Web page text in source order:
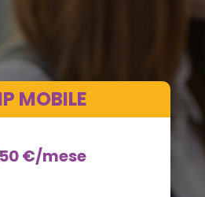
MOBILE
€/mese